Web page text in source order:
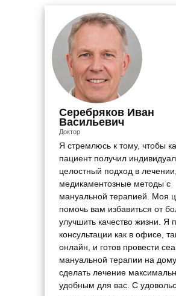
Серебряков Иван
Васильевич
Доктор
Я стремлюсь к тому, чтобы
пациент получил
целостный подход в
медикаментозные методы с
мануальной терапией. Моя
помочь вам избавиться от
улучшить качество жизни. Я
консультации как в офисе,
онлайн, и готов провести
мануальной терапии на
сделать лечение
удобным для вас. С